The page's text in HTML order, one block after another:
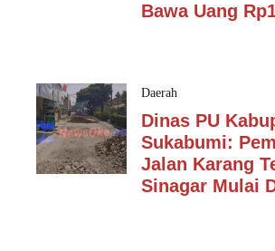
Bawa Uang
Daerah
Dinas PU
Sukabumi:
Jalan Karang
Sinagar Mulai